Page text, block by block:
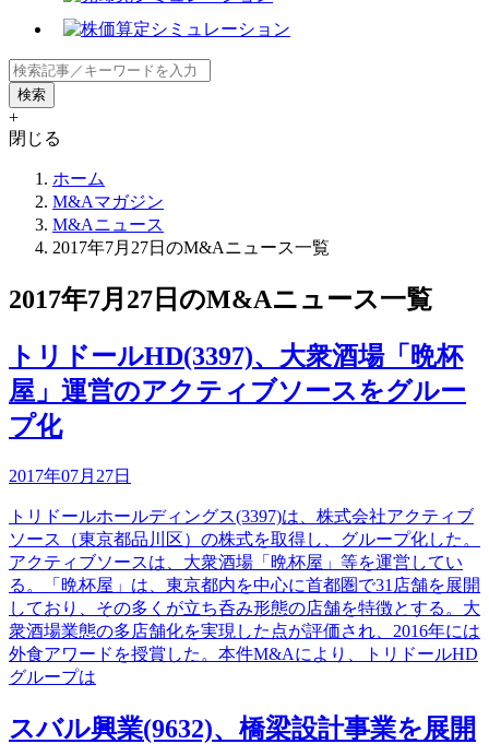
+
閉じる
ホーム
M&Aマガジン
M&Aニュース
2017年7月27日のM&Aニュース一覧
2017年7月27日のM&Aニュース一覧
トリドールHD(3397)、大衆酒場「晩杯
屋」運営のアクティブソースをグルー
プ化
2017年07月27日
トリドールホールディングス(3397)は、株式会社アクティブ
ソース（東京都品川区）の株式を取得し、グループ化した。
アクティブソースは、大衆酒場「晩杯屋」等を運営してい
る。「晩杯屋」は、東京都内を中心に首都圏で31店舗を展開
しており、その多くが立ち呑み形態の店舗を特徴とする。大
衆酒場業態の多店舗化を実現した点が評価され、2016年には
外食アワードを授賞した。本件M&Aにより、トリドールHD
グループは
スバル興業(9632)、橋梁設計事業を展開